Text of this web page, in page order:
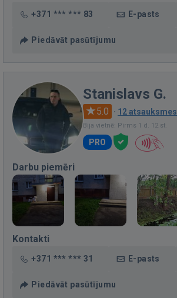
+371 *** *** 83 E-pasts
Piedāvāt pasūtījumu
Stanislavs G.
5.0 · 12 atsauksmes
Bija vietnē: Pirms 1 d. 12 st.
PRO
Darbu piemēri
Kontakti
+371 *** *** 31 E-pasts
Piedāvāt pasūtījumu